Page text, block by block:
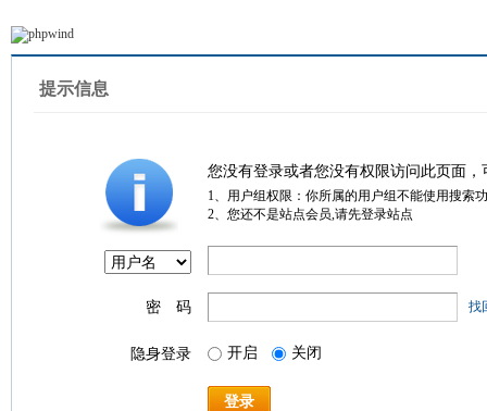
提示信息
您没有登录或者您没有权限访问此页面
1、用户组权限：你所属的用户组不能使用搜索
2、您还不是站点会员,请先登录站点
密 码 找
隐身登录 开启 关闭
登录